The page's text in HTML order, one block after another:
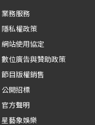
業務服務
隱私權政策
網站使用協定
數位廣告與贊助政策
節目版權銷售
公開招標
官方聲明
星藝象娛樂